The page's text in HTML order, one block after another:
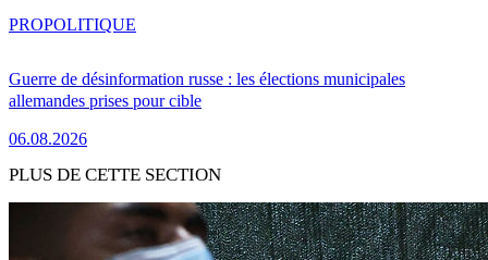
Guerre de désinformation russe : les élections municipales
allemandes prises pour cible
06.08.2026
PROPOLITIQUE
PLUS DE CETTE SECTION